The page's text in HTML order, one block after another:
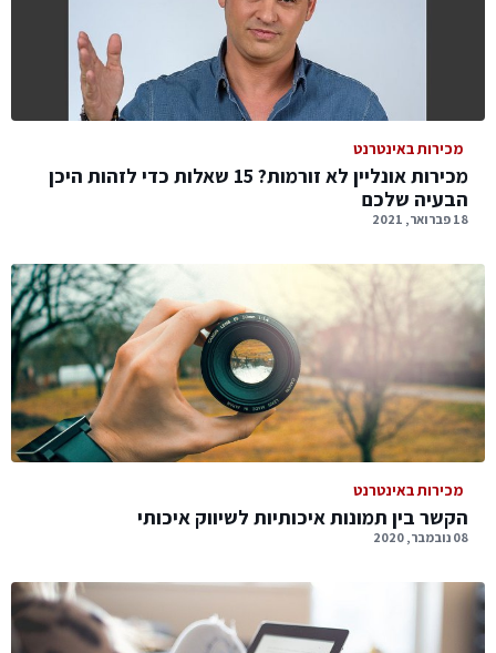
מכירות באינטרנט
מכירות אונליין לא זורמות? 15 שאלות כדי לזהות היכן
הבעיה שלכם
18 פברואר, 2021
מכירות באינטרנט
הקשר בין תמונות איכותיות לשיווק איכותי
08 נובמבר, 2020